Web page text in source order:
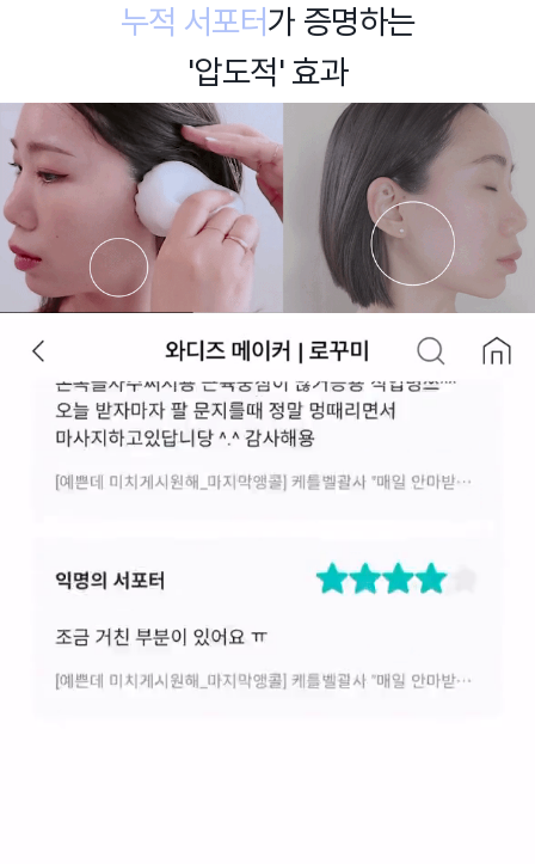
누적 서포터가 증명하는
'압도적' 효과